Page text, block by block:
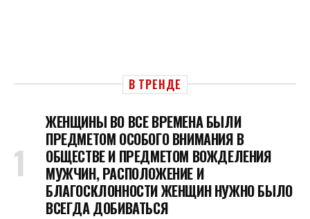
В ТРЕНДЕ
ЖЕНЩИНЫ ВО ВСЕ ВРЕМЕНА БЫЛИ
ПРЕДМЕТОМ ОСОБОГО ВНИМАНИЯ В
ОБЩЕСТВЕ И ПРЕДМЕТОМ ВОЖДЕЛЕНИЯ
МУЖЧИН, РАСПОЛОЖЕНИЕ И
БЛАГОСКЛОННОСТИ ЖЕНЩИН НУЖНО БЫЛО
ВСЕГДА ДОБИВАТЬСЯ